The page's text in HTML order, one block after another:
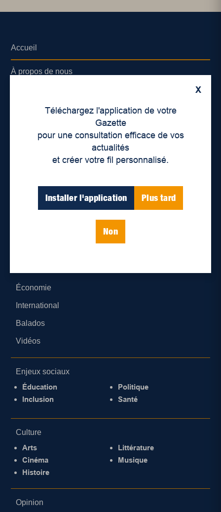
X
Téléchargez l'application de votre
Gazette
pour une consultation efficace de vos
actualités
et créer votre fil personnalisé.
Installer l'application Plus tard
Non
Accueil
À propos de nous
Lieux de distribution
Économie
International
Balados
Vidéos
Enjeux sociaux
Éducation
Inclusion
Politique
Santé
Culture
Arts
Cinéma
Histoire
Littérature
Musique
Opinion